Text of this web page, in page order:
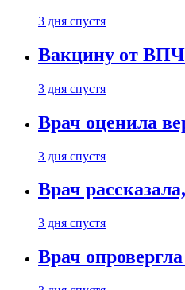
3 дня спустя
Вакцину от ВПЧ
3 дня спустя
Врач оценила
3 дня спустя
Врач
3 дня спустя
Врач